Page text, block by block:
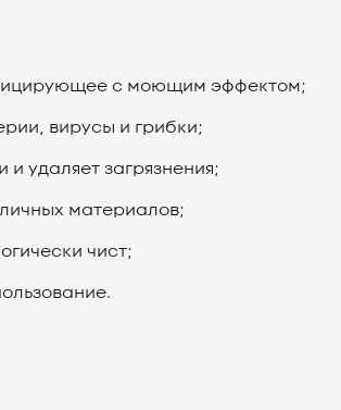
с моющим эффектом;
вирусы и грибки;
и удаляет загрязнения;
материалов;
чист;